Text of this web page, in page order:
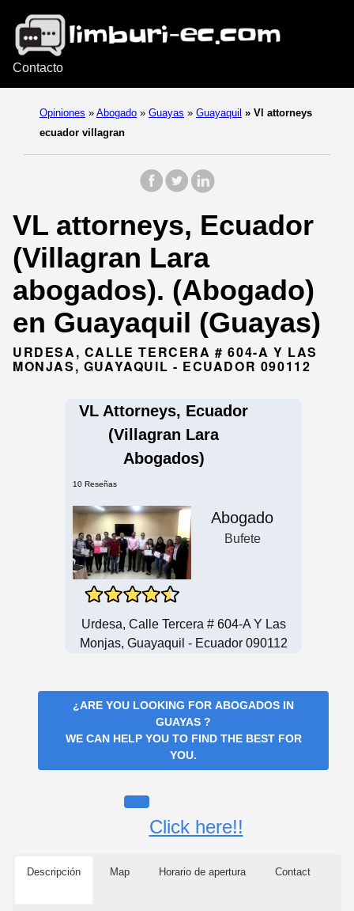
Contacto
Opiniones » Abogado » Guayas » Guayaquil » Vl attorneys
ecuador villagran
VL attorneys, Ecuador
(Villagran Lara
abogados). (Abogado)
en Guayaquil (Guayas)
URDESA, CALLE TERCERA # 604-A Y LAS
MONJAS, GUAYAQUIL - ECUADOR 090112
VL Attorneys, Ecuador
(Villagran Lara
Abogados)
10 Reseñas
Abogado
Bufete
Urdesa, Calle Tercera # 604-A Y Las
Monjas, Guayaquil - Ecuador 090112
¿ARE YOU LOOKING FOR ABOGADOS IN
GUAYAS ?
WE CAN HELP YOU TO FIND THE BEST FOR
YOU.
Click here!!
Descripción Map Horario de apertura Contact